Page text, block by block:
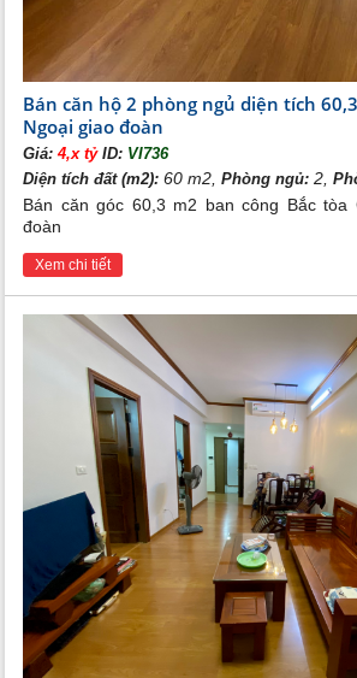
Bán căn hộ 2 phòng ngủ diện tích
Ngoại giao đoàn
Giá:4,x tỷID: VI736
Diện tích đất (m2): 60 m2,Phòng ngủ: 2,
Bán căn góc 60,3 m2 ban công Bắc tòa
đoàn
Xem chi tiết